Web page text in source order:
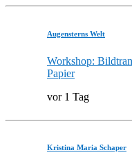
Augensterns Welt
Workshop:
Papier
vor 1 Tag
Kristina Maria Schaper